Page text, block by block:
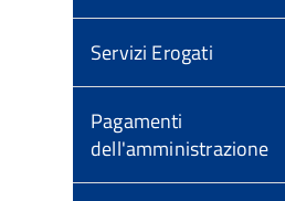
Servizi Erogati
Pagamenti
dell'amministrazione